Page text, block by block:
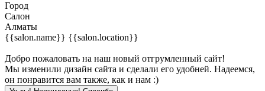
Город
Салон
Алматы
{{salon.name}} {{salon.location}}
Добро пожаловать на наш новый отгрумленный сайт!
Мы изменили дизайн сайта и сделали его удобней. Надеемся,
он понравится вам также, как и нам :)